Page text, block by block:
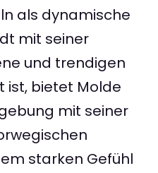
als dynamische
mit seiner
und trendigen
ist, bietet Molde
mit seiner
starken Gefühl